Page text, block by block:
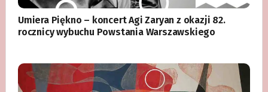
Umiera Piękno – koncert Agi Zaryan z okazji 82.
rocznicy wybuchu Powstania Warszawskiego